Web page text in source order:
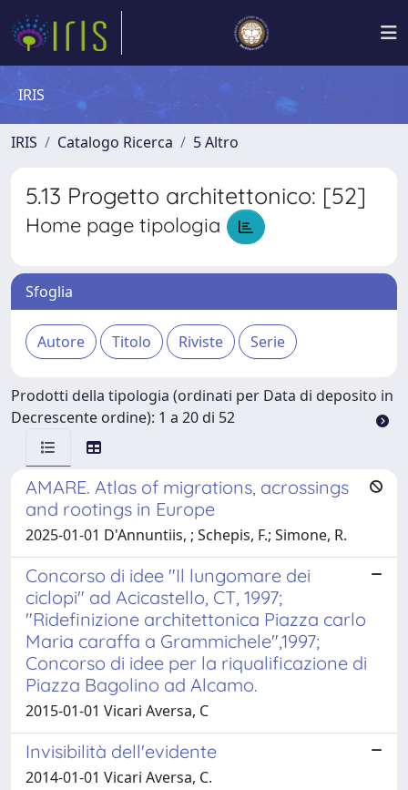
IRIS
IRIS Catalogo Ricerca 5 Altro
5.13 Progetto architettonico: [52]
Home page tipologia
Sfoglia
Prodotti della tipologia (ordinati per Data di deposito in
Decrescente ordine): 1 a 20 di 52
AMARE. Atlas of migrations, acrossings
and rootings in Europe
2025-01-01 D'Annuntiis, ; Schepis, F.; Simone, R.
Concorso di idee "Il lungomare dei
ciclopi" ad Acicastello, CT, 1997;
"Ridefinizione architettonica Piazza carlo
Maria caraffa a Grammichele",1997;
Concorso di idee per la riqualificazione di
Piazza Bagolino ad Alcamo.
2015-01-01 Vicari Aversa, C
Invisibilità dell'evidente
2014-01-01 Vicari Aversa, C.